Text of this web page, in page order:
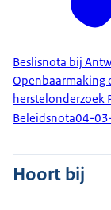
Beslisnota bij
Openbaarmaking
herstelonderzoek
Beleidsnota04-
Hoort bij